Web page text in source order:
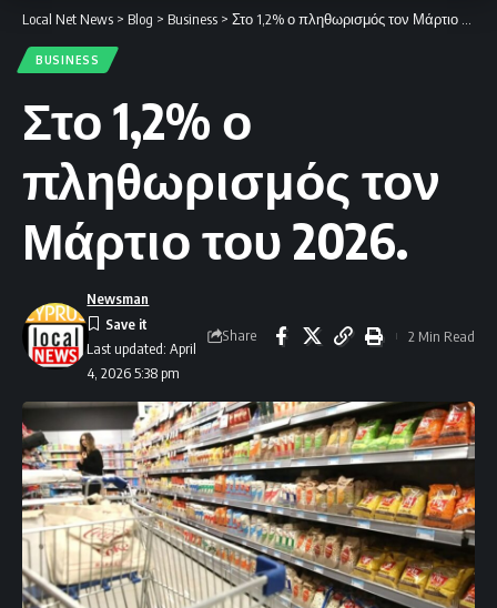
Local Net News > Blog > Business > Στο 1,2% ο πληθωρισμός τον Μάρτιο του 2026.
BUSINESS
Στο 1,2% ο
πληθωρισμός τον
Μάρτιο του 2026.
Last updated: April
4, 2026 5:38 pm
Newsman
Share 2 Min Read